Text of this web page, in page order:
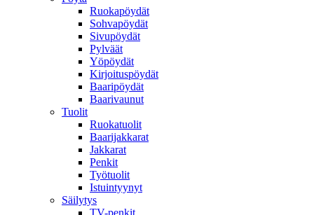
Ruokapöydät
Sohvapöydät
Sivupöydät
Pylväät
Yöpöydät
Kirjoituspöydät
Baaripöydät
Baarivaunut
Tuolit
Ruokatuolit
Baarijakkarat
Jakkarat
Penkit
Työtuolit
Istuintyynyt
Säilytys
TV-penkit